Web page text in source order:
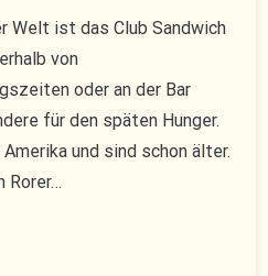
Welt ist das Club Sandwich
von
oder an der Bar
für den späten Hunger.
und sind schon älter.
Rorer…